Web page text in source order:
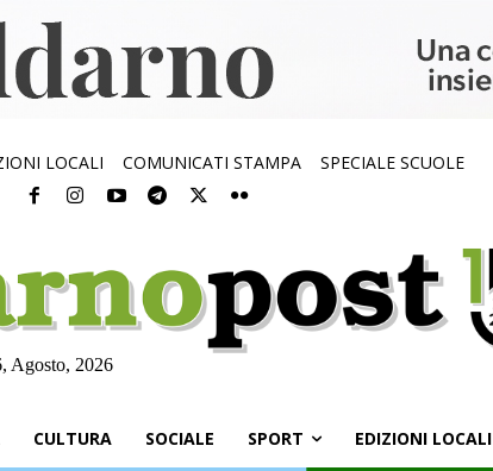
LOCALI COMUNICATI STAMPA SPECIALE SCUOLE
Agosto, 2026
CULTURA SOCIALE SPORT EDIZIONI LOCALI